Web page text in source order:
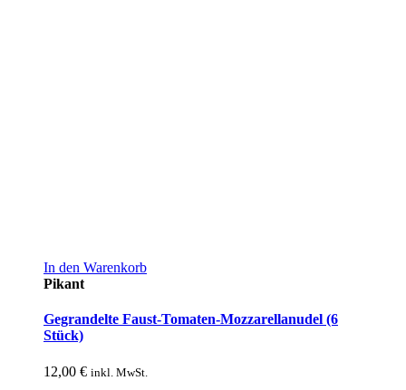
In den Warenkorb
Pikant
Gegrandelte Faust-Tomaten-Mozzarellanudel (6
Stück)
12,00 € inkl. MwSt.